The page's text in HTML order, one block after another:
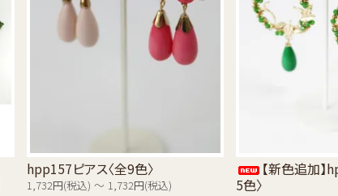
hpp157ピアス〈全9色〉
1,732円(税込) ～ 1,732円(税込)
【新色追加】
5色〉